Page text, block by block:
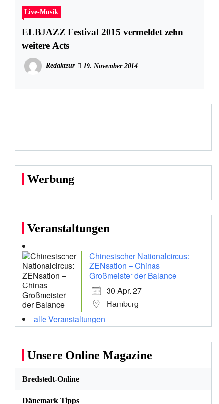
Live-Musik
ELBJAZZ Festival 2015 vermeldet zehn
weitere Acts
Redakteur 19. November 2014
Werbung
Veranstaltungen
Chinesischer Nationalcircus:
ZENsation – Chinas
Großmeister der Balance
30 Apr. 27
Hamburg
alle Veranstaltungen
Unsere Online Magazine
Bredstedt-Online
Dänemark Tipps